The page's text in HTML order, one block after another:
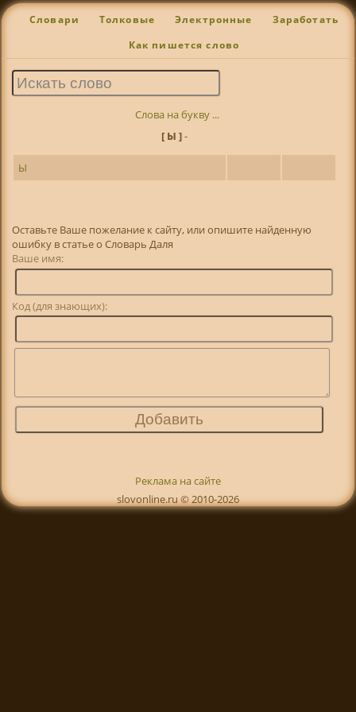
Словари Толковые Электронные Заработать
Как пишется слово
Слова на букву ...
[ Ы ]-
Ы
Оставьте Ваше пожелание к сайту, или опишите найденную
ошибку в статье о Словарь Даля
Ваше имя:
Код (для знающих):
Реклама на сайте
slovonline.ru © 2010-2026